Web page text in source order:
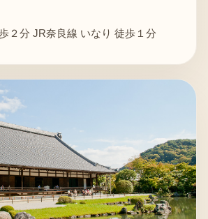
２分 JR奈良線 いなり 徒歩１分